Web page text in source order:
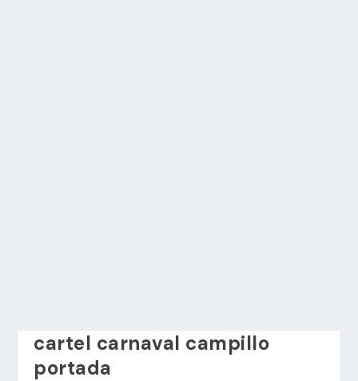
cartel carnaval campillo
portada